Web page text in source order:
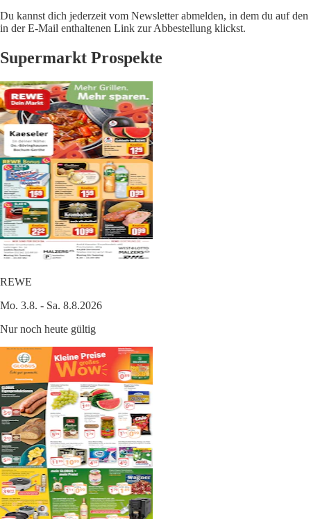
Du kannst dich jederzeit vom Newsletter abmelden, in dem du auf den
in der E-Mail enthaltenen Link zur Abbestellung klickst.
Supermarkt Prospekte
REWE
Mo. 3.8. - Sa. 8.8.2026
Nur noch heute gültig